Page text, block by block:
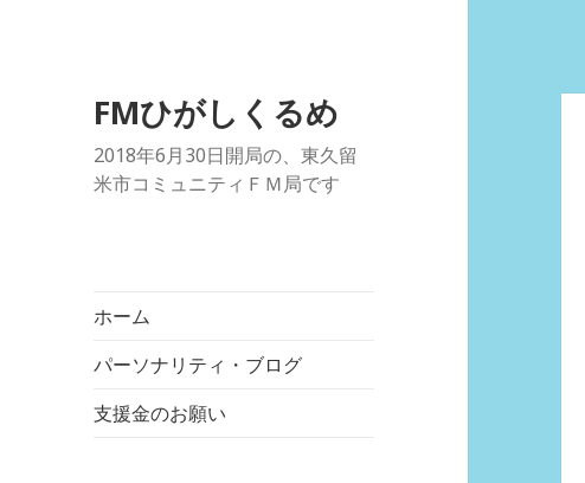
FMひがしくるめ
2018年6月30日開局の、東久留
米市コミュニティＦＭ局です
ホーム
パーソナリティ・ブログ
支援金のお願い